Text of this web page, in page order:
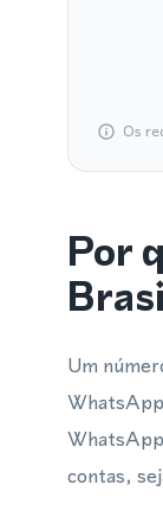
Os
Por
Um
contas,